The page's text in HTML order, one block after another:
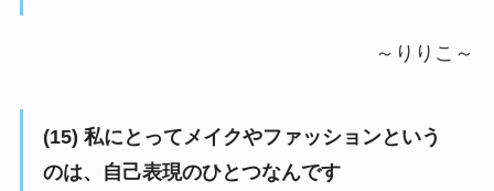
～りりこ～
(15) 私にとってメイクやファッションという
のは、自己表現のひとつなんです